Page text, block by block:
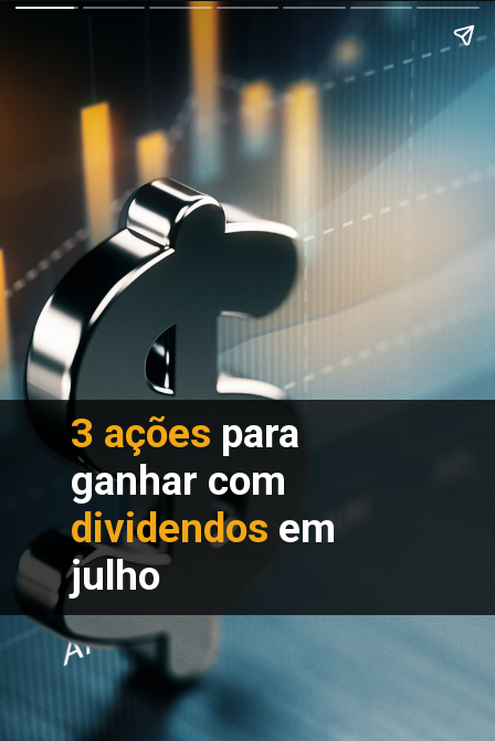
3 ações para
dividendos em
julho